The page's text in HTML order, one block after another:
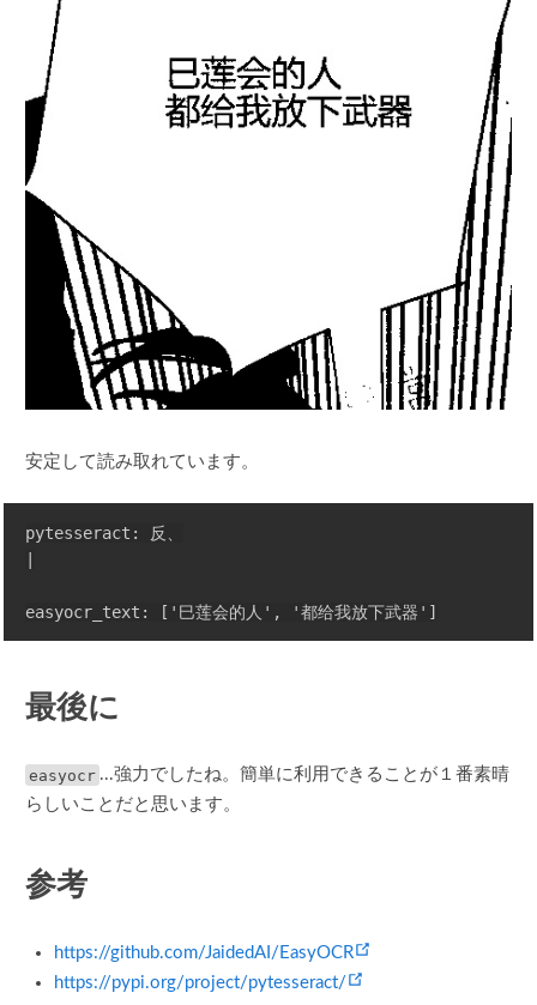
安定して読み取れています。
pytesseract: 反、
最後に
easyocr ...強力でしたね。簡単に利用できることが１番素晴
らしいことだと思います。
参考
https://github.com/JaidedAI/EasyOCR
https://pypi.org/project/pytesseract/